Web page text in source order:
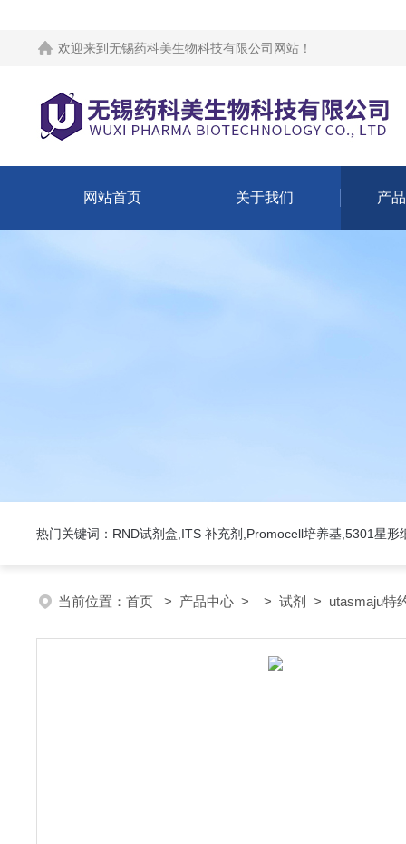
欢迎来到 无锡药科美生物科技有限公司网站 ！
网站首页 关于我们 产
热门关键词：RND试剂盒,ITS 补充剂,Promocell培养基,5301星形
当前位置： 首页 > 产品中心 > > 试剂 > utasmaju特